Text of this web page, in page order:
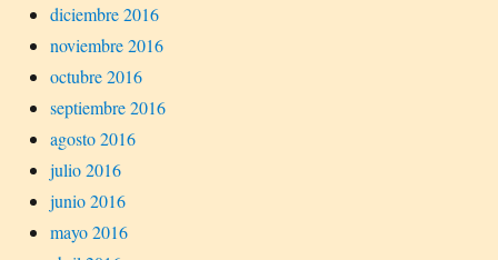
diciembre 2016
noviembre 2016
octubre 2016
septiembre 2016
agosto 2016
julio 2016
junio 2016
mayo 2016